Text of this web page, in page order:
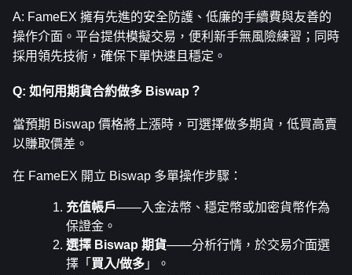
A: FameEX 擁有先進的安全防護、低廉的手續費與友善的
操作介面。平台提供模擬交易，便利新手無風險練習；同時
採用領先技術，確保下單快速且穩定。
Q: 如何用期貨合約做多 Biswap？
當預期 Biswap 價格將上漲時，可選擇做多期貨，低買高賣
以賺取價差。
在 FameEX 開立 Biswap 多單操作步驟：
充值帳戶——入金法幣、穩定幣或加密貨幣作為
保證金。
選擇 Biswap 期貨——分析行情，於交易介面選
擇「 買入/做多 」。